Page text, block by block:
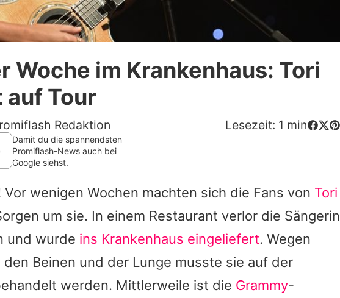
Impressum
Datenschutzerklärung
Nutzungsbedingungen
Utiq verwalten
Woche im Krankenhaus: Tori
auf Tour
Redaktion Lesezeit: 1 min
Damit du die spannendsten
Promiflash-News auch bei
Google siehst.
wenigen Wochen machten sich die Fans von Tori
um sie. In einem Restaurant verlor die Sängerin
und wurde ins Krankenhaus eingeliefert. Wegen
den Beinen und der Lunge musste sie auf der
werden. Mittlerweile ist die Grammy-